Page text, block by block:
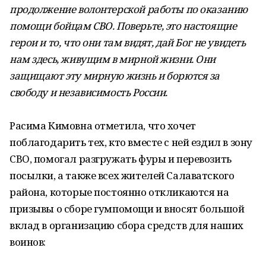
продолжение волонтерской работы по оказанию
помощи бойцам СВО. Поверьте, это настоящие
герои и то, что они там видят, дай Бог не увидеть
нам здесь, живущим в мирной жизни. Они
защищают эту мирную жизнь и борются за
свободу и независимость России.
Расима Кимовна отметила, что хочет
поблагодарить тех, кто вместе с ней ездил в зону
СВО, помогал разгружать фуры и перевозить
посылки, а также всех жителей Салаватского
района, которые постоянно откликаются на
призывы о сборе гумпомощи и вносят большой
вклад в организацию сбора средств для наших
воинов: